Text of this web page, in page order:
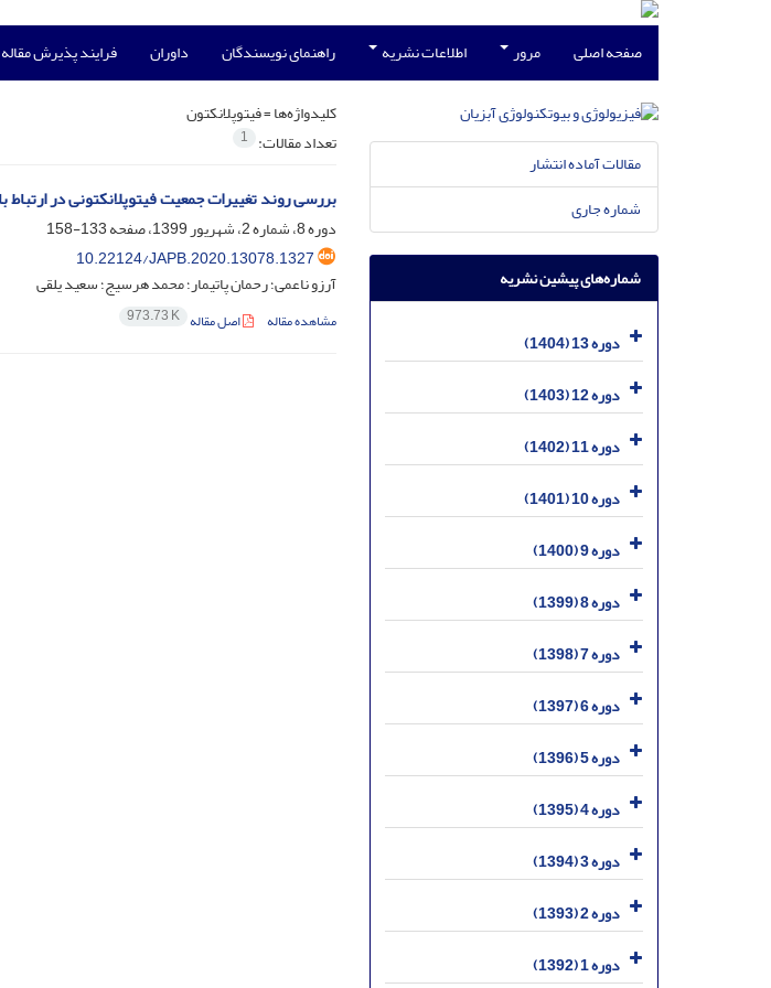
صفحه اصلی مرور اطلاعات نشریه راهنمای نویسندگان داوران فرایند پذیرش مقاله
کلیدواژه‌ها =فیتوپلانکتون
تعداد مقالات: 1
بررسی روند تغییرات جمعیت فیتوپلانکتونی در
دوره 8، شماره 2، شهریور 1399، صفحه
133-158
10.22124/JAPB.2020.13078.1327
آرزو ناعمی؛ رحمان پاتیمار؛ محمد هرسیج؛ سعید یلقی
مشاهده مقاله اصل مقاله 973.73 K
مقالات آماده انتشار
شماره جاری
شماره‌های پیشین نشریه
دوره 13 (1404)
دوره 12 (1403)
دوره 11 (1402)
دوره 10 (1401)
دوره 9 (1400)
دوره 8 (1399)
دوره 7 (1398)
دوره 6 (1397)
دوره 5 (1396)
دوره 4 (1395)
دوره 3 (1394)
دوره 2 (1393)
دوره 1 (1392)